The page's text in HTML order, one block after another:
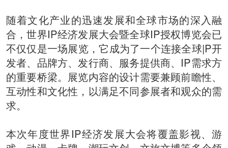
随着文化产业的迅速发展和全球市场的深入融
合，世界IP经济发展大会暨全球IP授权博览会已
不仅仅是一场展览，它成为了一个连接全球|P开
发者、品牌方、发行商、服务提供商、IP需求方
的重要桥梁。展览内容的设计需要兼顾前瞻性、
互动性和文化性，以满足不同参展者和观众的需
求。
本次年度世界IP经济发展大会将覆盖影视、游